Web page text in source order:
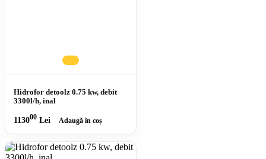
Hidrofor detoolz 0.75 kw, debit
3300l/h, inal
113000 Lei Adaugă în coș